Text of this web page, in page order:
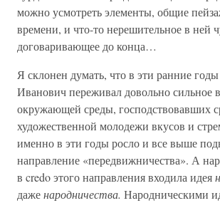
можно усмотреть элементы, общие
времени, и что-то нерешительное в ней
договаривающее до конца…
Я склонен думать, что в эти ранние
Иванович переживал довольно сильное
окружающей среды, господствовавших
художественной молодежи вкусов и
именно в эти годы росло и все выше
направление «передвижничества». А
в credo этого направления входила идея
даженародничества. Народническими